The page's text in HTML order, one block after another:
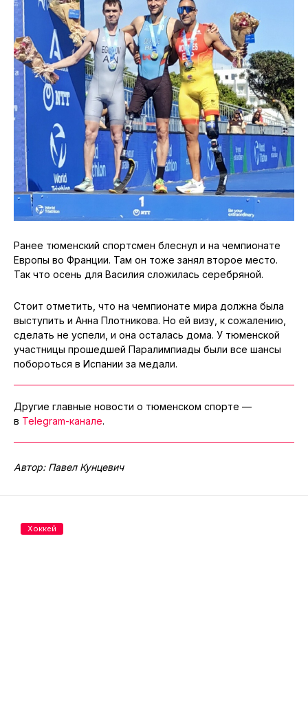
Ранее тюменский спортсмен блеснул и на чемпионате
Европы во Франции. Там он тоже занял второе место.
Так что осень для Василия сложилась серебряной.
Стоит отметить, что на чемпионате мира должна была
выступить и Анна Плотникова. Но ей визу, к сожалению,
сделать не успели, и она осталась дома. У тюменской
участницы прошедшей Паралимпиады были все шансы
побороться в Испании за медали.
Другие главные новости о тюменском спорте —
в Telegram-канале.
Автор: Павел Кунцевич
Хоккей